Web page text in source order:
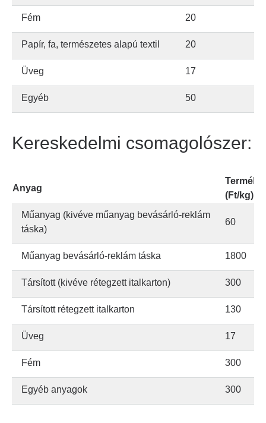
Fém 20
Papír, fa, természetes alapú textil 20
Üveg 17
Egyéb 50
Kereskedelmi csomagolószer:
Anyag
(Ft/kg)
Műanyag (kivéve műanyag bevásárló-reklám
táska)
60
Műanyag bevásárló-reklám táska 1800
Társított (kivéve rétegzett italkarton) 300
Társított rétegzett italkarton 130
Üveg 17
Fém 300
Egyéb anyagok 300